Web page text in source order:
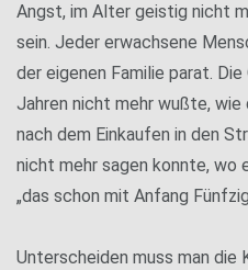
Angst, im Alter geistig nicht
sein. Jeder erwachsene
der eigenen Familie parat.
Jahren nicht mehr wußte, wie
nach dem Einkaufen in den
nicht mehr sagen konnte, wo
„das schon mit Anfang
Unterscheiden muss man die